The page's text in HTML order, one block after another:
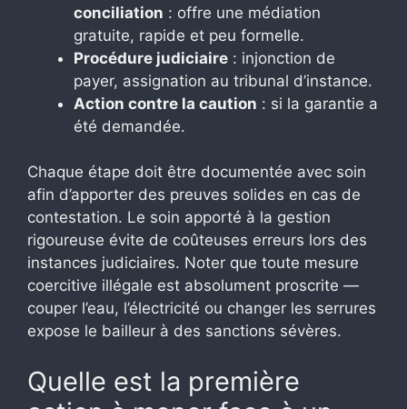
conciliation : offre une médiation
gratuite, rapide et peu formelle.
Procédure judiciaire : injonction de
payer, assignation au tribunal d’instance.
Action contre la caution : si la garantie a
été demandée.
Chaque étape doit être documentée avec soin
afin d’apporter des preuves solides en cas de
contestation. Le soin apporté à la gestion
rigoureuse évite de coûteuses erreurs lors des
instances judiciaires. Noter que toute mesure
coercitive illégale est absolument proscrite —
couper l’eau, l’électricité ou changer les serrures
expose le bailleur à des sanctions sévères.
Quelle est la première